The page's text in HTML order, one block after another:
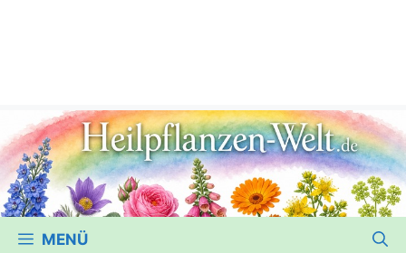
MENÜ